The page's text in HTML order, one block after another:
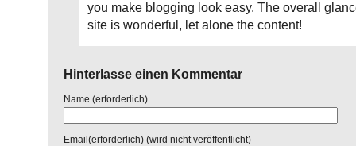
you make blogging look easy. The overall
site is wonderful, let alone the content!
Hinterlasse einen Kommentar
Name (erforderlich)
Email(erforderlich) (wird nicht veröffentlicht)